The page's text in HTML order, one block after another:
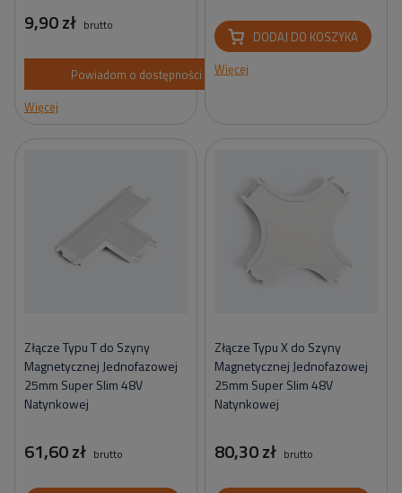
9,90 zł brutto
Powiadom o dostępności
Więcej
DODAJ DO KOSZYKA
Więcej
Złącze Typu T do Szyny
Magnetycznej Jednofazowej
25mm Super Slim 48V
Natynkowej
61,60 zł brutto
Złącze Typu X do Szyny
Magnetycznej Jednofazowej
25mm Super Slim 48V
Natynkowej
80,30 zł brutto